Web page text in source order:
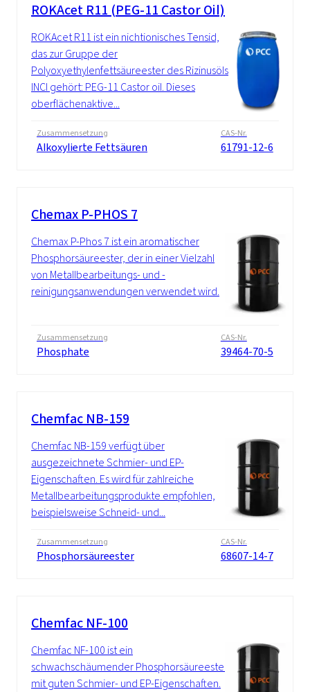
ROKAcet R11 (PEG-11 Castor Oil)
ROKAcet R11 ist ein nichtionisches Tensid,
das zur Gruppe der
Polyoxyethylenfettsäureester des Rizinusöls
INCI gehört: PEG-11 Castor oil. Dieses
oberflächenaktive...
Zusammensetzung
Alkoxylierte Fettsäuren
CAS-Nr.
61791-12-6
Chemax P-PHOS 7
Chemax P-Phos 7 ist ein aromatischer
Phosphorsäureester, der in einer Vielzahl
von Metallbearbeitungs- und -
reinigungsanwendungen verwendet wird.
Zusammensetzung
Phosphate
CAS-Nr.
39464-70-5
Chemfac NB-159
Chemfac NB-159 verfügt über
ausgezeichnete Schmier- und EP-
Eigenschaften. Es wird für zahlreiche
Metallbearbeitungsprodukte empfohlen,
beispielsweise Schneid- und...
Zusammensetzung
Phosphorsäureester
CAS-Nr.
68607-14-7
Chemfac NF-100
Chemfac NF-100 ist ein
schwachschäumender Phosphorsäureester
mit guten Schmier- und EP-Eigenschaften.